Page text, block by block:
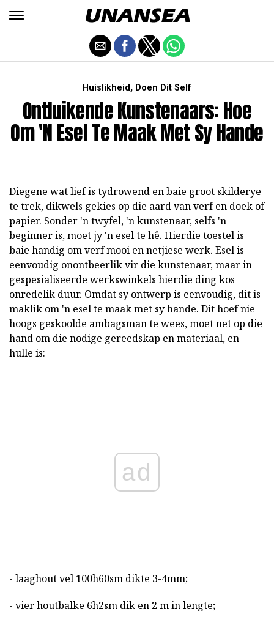
Huislikheid, Doen Dit Self
Ontluikende Kunstenaars: Hoe
Om 'n Esel Te Maak Met Sy Hande
Diegene wat lief is tydrowend en baie groot skilderye
te trek, dikwels gekies op die aard van verf en doek of
papier. Sonder 'n twyfel, 'n kunstenaar, selfs 'n
beginner is, moet jy 'n esel te hê. Hierdie toestel is
baie handig om verf mooi en netjiese werk. Esel is
eenvoudig onontbeerlik vir die kunstenaar, maar in
gespesialiseerde werkswinkels hierdie ding kos
onredelik duur. Omdat sy ontwerp is eenvoudig, dit is
maklik om 'n esel te maak met sy hande. Dit hoef nie
hoogs geskoolde ambagsman te wees, moet net op die
hand om die nodige gereedskap en materiaal, en
hulle is:
ad
- laaghout vel 100h60sm dikte 3-4mm;
- vier houtbalke 6h2sm dik en 2 m in lengte;